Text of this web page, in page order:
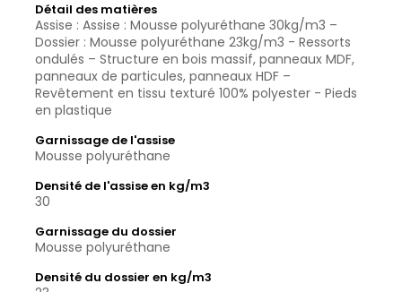
Détail des matières
Assise : Assise : Mousse polyuréthane 30kg/m3 –
Dossier : Mousse polyuréthane 23kg/m3 - Ressorts
ondulés – Structure en bois massif, panneaux MDF,
panneaux de particules, panneaux HDF –
Revêtement en tissu texturé 100% polyester - Pieds
en plastique
Garnissage de l'assise
Mousse polyuréthane
Densité de l'assise en kg/m3
30
Garnissage du dossier
Mousse polyuréthane
Densité du dossier en kg/m3